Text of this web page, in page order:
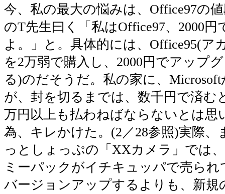
今、私の最大の悩みは、Office97の
のT先生曰く「私はOffice97、2000円
よ。」と。具体的には、Office95(ア
を2万弱で購入し、2000円でアップ
る)のだそうだ。私の家に、
が、封を切るまでは、数千円で済む
万円以上も払わねばならないとは思
為、キレかけた。(2／28参照)実際、
っとしょっぷの「XXカメラ」では
ミーパックがイチキュッパで売られ
バージョンアップするよりも、新規